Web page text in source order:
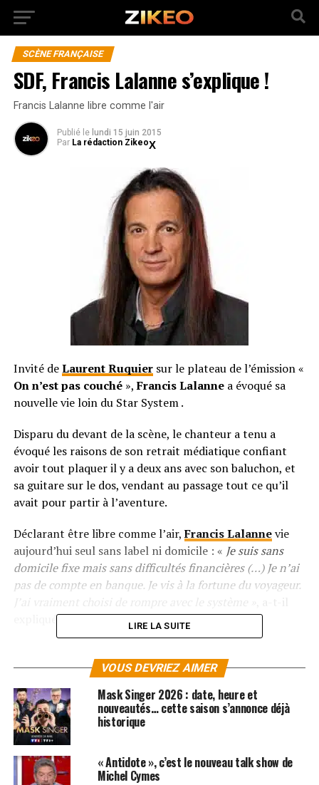
SCÈNE FRANÇAISE
SDF, Francis Lalanne s’explique !
Francis Lalanne libre comme l'air
Publié le lundi 15 juin 2015
Par La rédaction Zikeo
Invité deLaurent Ruquiersur le plateau de l’émission «
On n’est pas couché»,Francis Lalannea évoqué sa
nouvelle vie loin du Star System .
Disparu du devant de la scène, le chanteur a tenu a
évoqué les raisons de son retrait médiatique confiant
avoir tout plaquer il y a deux ans avec son baluchon, et
sa guitare sur le dos, vendant au passage tout ce qu’il
avait pour partir à l’aventure.
Déclarant être libre comme l’air,Francis Lalannevie
aujourd’hui seul sans label ni domicile : « Je suis sans
domicile fixe mais sans difficultés financières (…) Je n’ai
pas de compte en banque. Je vis à la fortune du voyageur.
expliqué.
DISPONIBLES ICI
SUJETS ASSOCIÉS: FRANCIS LALANNE
LAURENT RUQUIER
ON N EST PAS COUCHE
LIRE LA SUITE
VOUS DEVRIEZ AIMER
Mask Singer 2026 : date, heure et
nouveautés… cette saison s’annonce déjà
historique
« Antidote », c’est le nouveau talk show de
Michel Cymes